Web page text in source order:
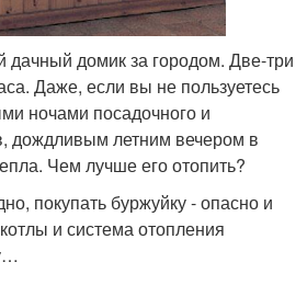
дачный домик за городом. Две-три
Даже, если вы не пользуетесь
ночами посадочного и
дождливым летним вечером в
Чем лучше его отопить?
покупать буржуйку - опасно и
и система отопления